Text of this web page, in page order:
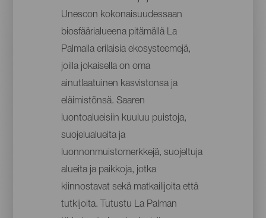
Unescon kokonaisuudessaan
biosfäärialueena pitämällä La
Palmalla erilaisia ekosysteemejä,
joilla jokaisella on oma
ainutlaatuinen kasvistonsa ja
eläimistönsä. Saaren
luontoalueisiin kuuluu puistoja,
suojelualueita ja
luonnonmuistomerkkejä, suojeltuja
alueita ja paikkoja, jotka
kiinnostavat sekä matkailijoita että
tutkijoita. Tutustu La Palman